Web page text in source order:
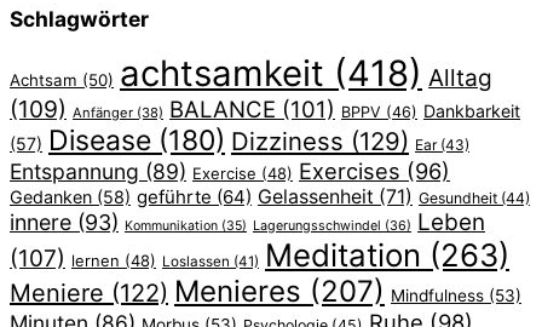
Schlagwörter
Achtsam (50) achtsamkeit (418) Alltag
(109) Anfänger (38) BALANCE (101) BPPV (46) Dankbarkeit
(57) Disease (180) Dizziness (129) Ear(43)
Entspannung (89) Exercise (48) Exercises (96)
Gedanken (58) geführte (64) Gelassenheit (71) Gesundheit (44)
innere (93) Kommunikation (35) Lagerungsschwindel (36) Leben
(107) lernen (48) Loslassen (41) Meditation (263)
Meniere (122) Menieres (207) Mindfulness (53)